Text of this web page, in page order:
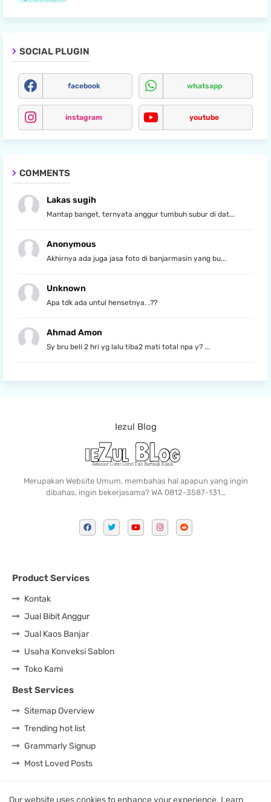
SOCIAL PLUGIN
facebook whatsapp
instagram youtube
COMMENTS
Lakas sugih
Mantap banget, ternyata anggur tumbuh subur di dat...
Anonymous
Akhirnya ada juga jasa foto di banjarmasin yang bu...
Unknown
Apa tdk ada untul hensetnya. .??
Ahmad Amon
Sy bru beli 2 hri yg lalu tiba2 mati total npa y? ...
Iezul Blog
Merupakan Website Umum, membahas hal apapun yang ingin
dibahas, ingin bekerjasama? WA 0812-3587-131…
Product Services
Kontak
Jual Bibit Anggur
Jual Kaos Banjar
Usaha Konveksi Sablon
Toko Kami
Best Services
Sitemap Overview
Trending hot list
Grammarly Signup
Most Loved Posts
Our website uses cookies to enhance your experience. Learn